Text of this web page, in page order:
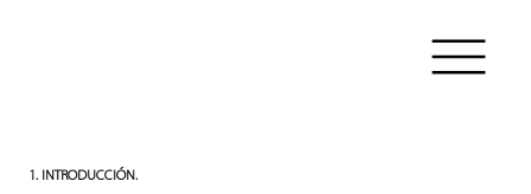
Redes Sociales
INTRODUCCIÓN.